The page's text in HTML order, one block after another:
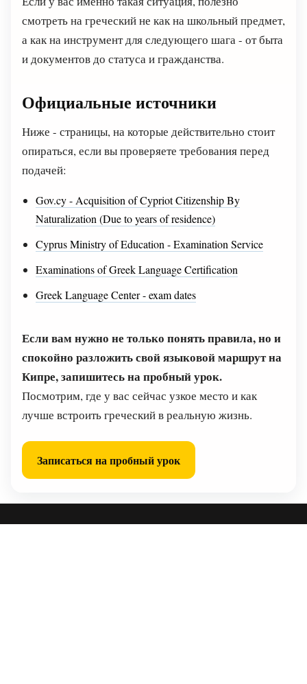
смотреть на греческий не как на школьный предмет,
а как на инструмент для следующего шага - от быта
и документов до статуса и гражданства.
Официальные источники
Ниже - страницы, на которые действительно стоит
опираться, если вы проверяете требования перед
подачей:
Gov.cy - Acquisition of Cypriot Citizenship By
Naturalization (Due to years of residence)
Cyprus Ministry of Education - Examination Service
Examinations of Greek Language Certification
Greek Language Center - exam dates
Если вам нужно не только понять правила, но и
спокойно разложить свой языковой маршрут на
Кипре, запишитесь на пробный урок.
Посмотрим, где у вас сейчас узкое место и как
лучше встроить греческий в реальную жизнь.
Записаться на пробный урок